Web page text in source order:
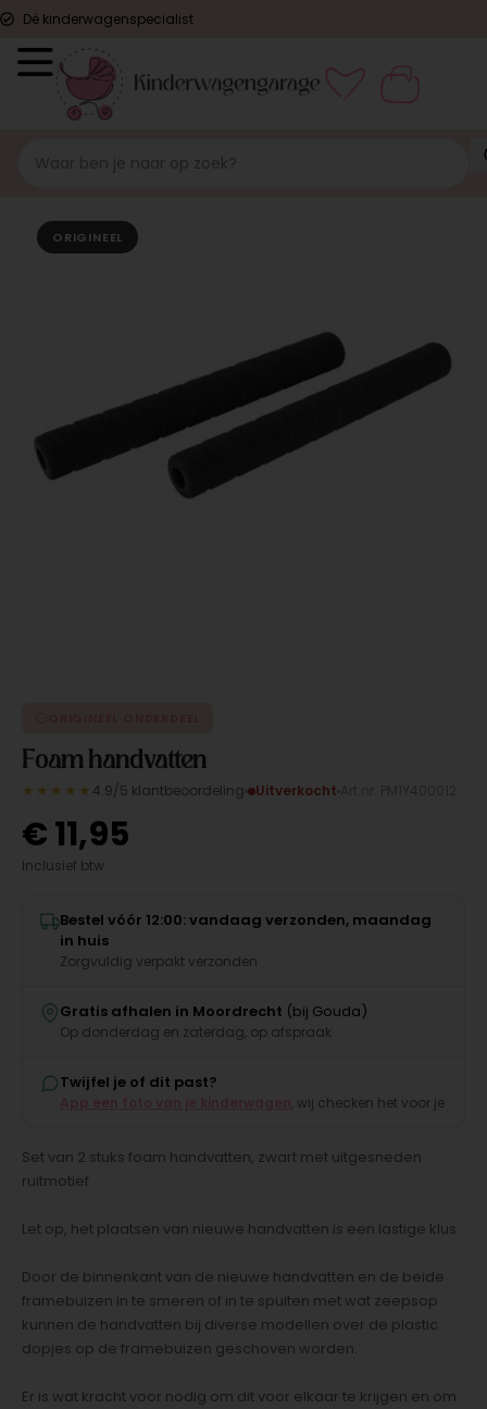
Dé kinderwagenspecialist
ORIGINEEL
Foam handvatten
★★★★★ 4.9/5 klantbeoordeling Uitverkocht
€11,95
Inclusief btw
Bestel vóór 12:00: vandaag verzonden, maandag
in huis
Zorgvuldig verpakt verzonden
Gratis afhalen in Moordrecht (bij Gouda)
Op donderdag en zaterdag, op afspraak
Twijfel je of dit past?
, wij checken het voor je
Set van 2 stuks foam handvatten, zwart met uitgesneden
ruitmotief.
Let op, het plaatsen van nieuwe handvatten is een lastige klus.
Door de binnenkant van de nieuwe handvatten en de beide
framebuizen in te smeren of in te spuiten met wat zeepsop
kunnen de handvatten bij diverse modellen over de plastic
dopjes op de framebuizen geschoven worden.
Er is wat kracht voor nodig om dit voor elkaar te krijgen en om